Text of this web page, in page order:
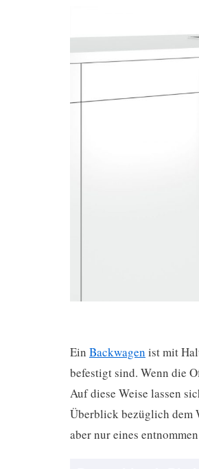
Ein Backwagen ist mit
befestigt sind. Wenn die
Auf diese Weise lassen
Überblick bezüglich dem
aber nur eines